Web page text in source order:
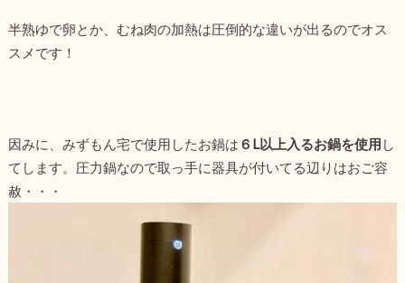
半熟ゆで卵とか、むね肉の加熱は圧倒的な違いが出るのでオス
スメです！
因みに、みずもん宅で使用したお鍋は ６L以上入るお鍋を使用 し
てします。圧力鍋なので取っ手に器具が付いてる辺りはおご容
赦・・・